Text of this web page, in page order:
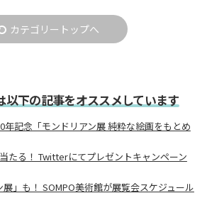
カテゴリートップへ
以下の記事をオススメしています
年記念「モンドリアン展 純粋な絵画をもとめ
たる！ Twitterにてプレゼントキャンペーン
」も！ SOMPO美術館が展覧会スケジュール